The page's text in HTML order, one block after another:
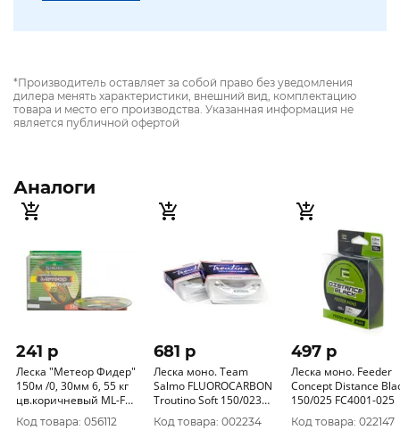
*Производитель оставляет за собой право без уведомления
дилера менять характеристики, внешний вид, комплектацию
товара и место его производства. Указанная информация не
является публичной офертой
Аналоги
241 p
Леска "Метеор Фидер"
150м /0, 30мм 6, 55 кг
цв.коричневый ML-FB-
030
Код товара: 056112
681 p
Леска моно. Team
Salmo FLUOROCARBON
Troutino Soft 150/023
TS5017-023
Код товара: 002234
497 p
Леска моно. Feeder
Concept Distance
150/025 FC4001-025
Код товара: 022147